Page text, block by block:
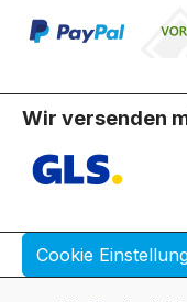
Wir versenden
Cookie